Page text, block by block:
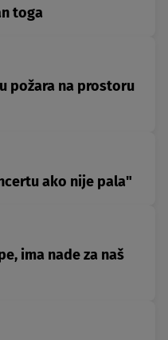
toga
požara na prostoru
ako nije pala"
ima nade za naš